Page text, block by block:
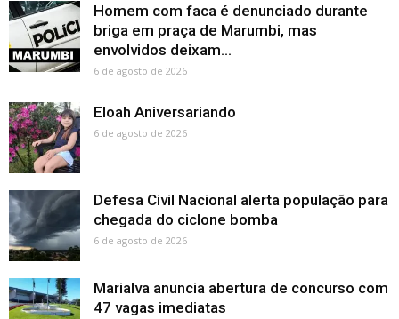
Homem com faca é denunciado durante
briga em praça de Marumbi, mas
envolvidos deixam...
6 de agosto de 2026
Eloah Aniversariando
6 de agosto de 2026
Defesa Civil Nacional alerta população para
chegada do ciclone bomba
6 de agosto de 2026
Marialva anuncia abertura de concurso com
47 vagas imediatas